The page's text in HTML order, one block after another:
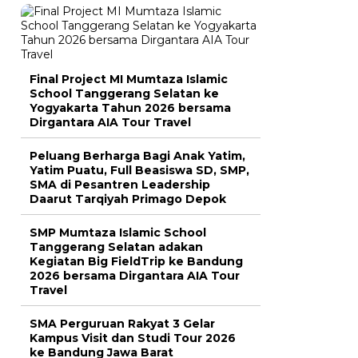
Final Project MI Mumtaza Islamic
School Tanggerang Selatan ke
Yogyakarta Tahun 2026 bersama
Dirgantara AIA Tour Travel
Peluang Berharga Bagi Anak Yatim,
Yatim Puatu, Full Beasiswa SD, SMP,
SMA di Pesantren Leadership
Daarut Tarqiyah Primago Depok
SMP Mumtaza Islamic School
Tanggerang Selatan adakan
Kegiatan Big FieldTrip ke Bandung
2026 bersama Dirgantara AIA Tour
Travel
SMA Perguruan Rakyat 3 Gelar
Kampus Visit dan Studi Tour 2026
ke Bandung Jawa Barat